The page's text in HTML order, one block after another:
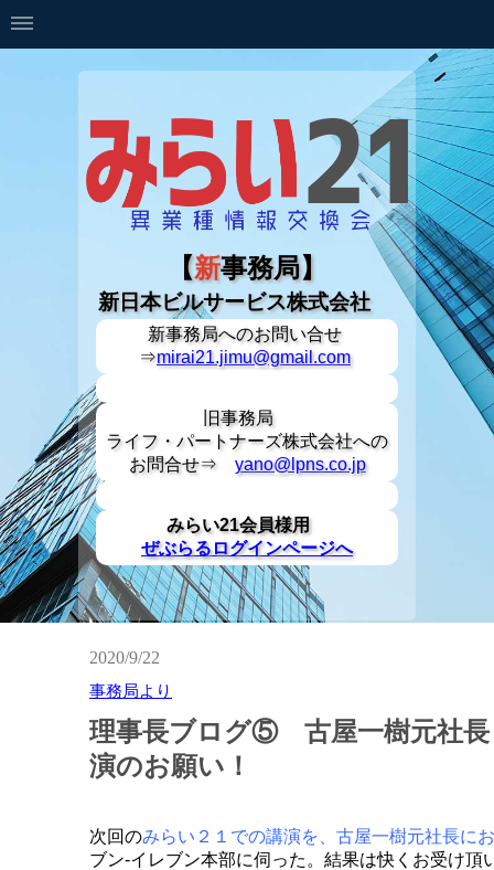
【新事務局】
新日本ビルサービス株式会社
新事務局へのお問い合せ
⇒mirai21.jimu@gmail.com
旧事務局
ライフ・パートナーズ株式会社への
お問合せ⇒ yano@lpns.co.jp
みらい21会員様用
ぜぶらるログインページへ
2020/9/22
事務局より
理事長ブログ⑤ 古屋一樹元社長
演のお願い！
次回のみらい２１での講演を、古屋一樹元社長に
ブン‐イレブン本部に伺った。結果は快くお受け頂